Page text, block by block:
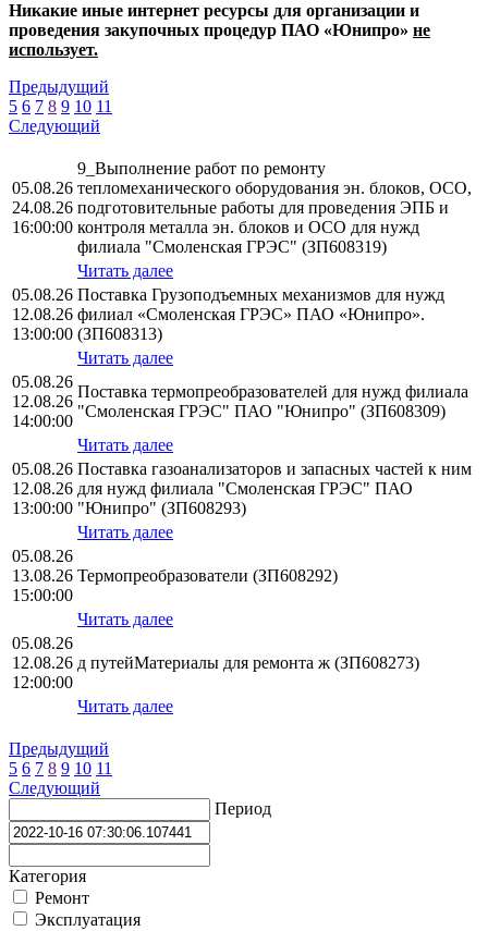
Никакие иные интернет ресурсы для организации и
проведения закупочных процедур ПАО «Юнипро» не
использует.
Предыдущий
5 6 7 8 9 10 11
Следующий
05.08.26
24.08.26
16:00:00
9_Выполнение работ по ремонту
тепломеханического оборудования эн. блоков, ОСО,
подготовительные работы для проведения ЭПБ и
контроля металла эн. блоков и ОСО для нужд
филиала "Смоленская ГРЭС" (ЗП608319)
Читать далее
05.08.26
12.08.26
13:00:00
Поставка Грузоподъемных механизмов для нужд
филиал «Смоленская ГРЭС» ПАО «Юнипро».
(ЗП608313)
Читать далее
05.08.26
12.08.26
14:00:00
Поставка термопреобразователей для нужд филиала
"Смоленская ГРЭС" ПАО "Юнипро" (ЗП608309)
Читать далее
05.08.26
12.08.26
13:00:00
Поставка газоанализаторов и запасных частей к ним
для нужд филиала "Смоленская ГРЭС" ПАО
"Юнипро" (ЗП608293)
Читать далее
05.08.26
13.08.26
15:00:00
Термопреобразователи (ЗП608292)
Читать далее
05.08.26
12.08.26
12:00:00
д путейМатериалы для ремонта ж (ЗП608273)
Читать далее
Предыдущий
5 6 7 8 9 10 11
Следующий
Период
Категория
Ремонт
Эксплуатация